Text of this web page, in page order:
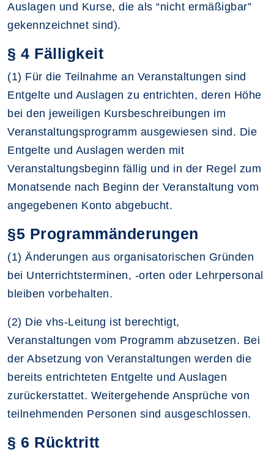
Auslagen und Kurse, die als “nicht ermäßigbar”
gekennzeichnet sind).
§ 4 Fälligkeit
(1) Für die Teilnahme an Veranstaltungen sind
Entgelte und Auslagen zu entrichten, deren Höhe
bei den jeweiligen Kursbeschreibungen im
Veranstaltungsprogramm ausgewiesen sind. Die
Entgelte und Auslagen werden mit
Veranstaltungsbeginn fällig und in der Regel zum
Monatsende nach Beginn der Veranstaltung vom
angegebenen Konto abgebucht.
§5 Programmänderungen
(1) Änderungen aus organisatorischen Gründen
bei Unterrichtsterminen, -orten oder Lehrpersonal
bleiben vorbehalten.
(2) Die vhs-Leitung ist berechtigt,
Veranstaltungen vom Programm abzusetzen. Bei
der Absetzung von Veranstaltungen werden die
bereits entrichteten Entgelte und Auslagen
zurückerstattet. Weitergehende Ansprüche von
teilnehmenden Personen sind ausgeschlossen.
§ 6 Rücktritt